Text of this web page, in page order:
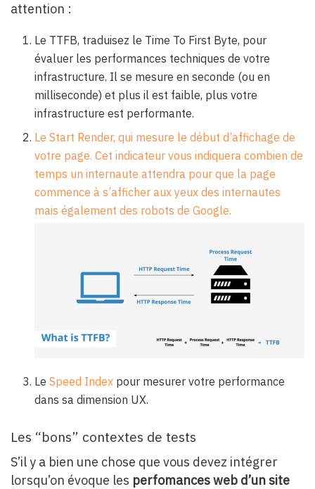
attention :
Le TTFB, traduisez le Time To First Byte, pour
évaluer les performances techniques de votre
infrastructure. Il se mesure en seconde (ou en
milliseconde) et plus il est faible, plus votre
infrastructure est performante.
Le Start Render, qui mesure le début d’affichage de
votre page. Cet indicateur vous indiquera combien de
temps un internaute attendra pour que la page
commence à s’afficher aux yeux des internautes
mais également des robots de Google.
LeSpeed Index pour mesurer votre performance
dans sa dimension UX.
Les “bons” contextes de tests
S’il y a bien une chose que vous devez intégrer
lorsqu’on évoque les perfomances web d’un site